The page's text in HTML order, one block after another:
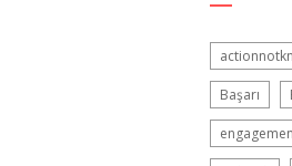
Başarı